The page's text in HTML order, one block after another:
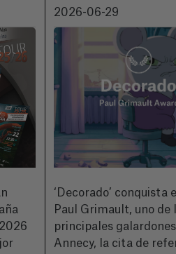
2026-06-29
‘Decorado’ conquista
Paul Grimault, uno de
principales
Annecy, la cita de